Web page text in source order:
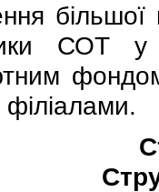
бiльшої
СОТ у
фiлiалами.